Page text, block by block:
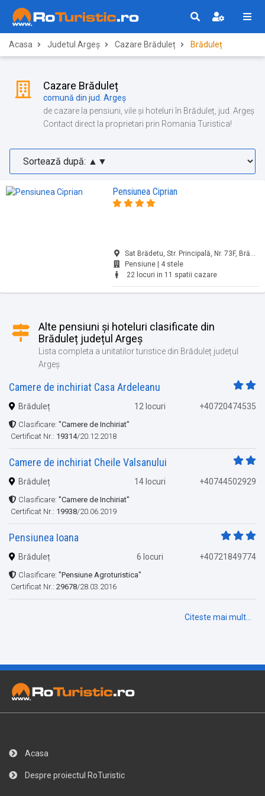
Acasa Judetul Argeș Cazare Brăduleț Brăduleț
Cazare Brăduleț
comună din jud. Argeș
de cazare la pensiuni, vile și hoteluri în Brăduleț, jud. Argeș
Contact direct la proprietari prin Romania Turistica!
Pensiunea Ciprian
Sat Brădetu, Str. Principală, Nr. 73F, Brăduleț, jud. Argeș
Pensiune | 4 stele
22 locuri in 11 spatii cazare
Alte pensiuni și hoteluri clasificate din
Brăduleț județul Argeș
Lista completa a unitatilor turistice din Brăduleț județul
Argeș
Camere de inchiriat Casa Ardeleanu
Brăduleț 12 locuri +40720474535
Clasificare: "Camere de Inchiriat"
Certificat Nr.: 19314/20.12.2018
Camere de inchiriat Cheile Valsanului
Brăduleț 14 locuri +40744502929
Clasificare: "Camere de Inchiriat"
Certificat Nr.: 19938/20.06.2019
Pensiunea Ioana
Brăduleț 6 locuri +40721849774
Clasificare: "Pensiune Agroturistica"
Certificat Nr.: 29678/28.03.2016
Citeste mai mult...
Acasa
Despre proiectul RoTuristic